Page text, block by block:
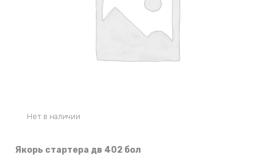
Нет в наличии
Якорь стартера дв 402 бол